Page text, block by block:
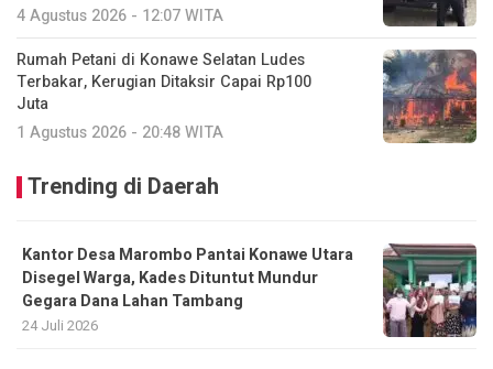
4 Agustus 2026 - 12:07 WITA
Rumah Petani di Konawe Selatan Ludes
Terbakar, Kerugian Ditaksir Capai Rp100
Juta
1 Agustus 2026 - 20:48 WITA
Trending di Daerah
Kantor Desa Marombo Pantai Konawe Utara
Disegel Warga, Kades Dituntut Mundur
Gegara Dana Lahan Tambang
24 Juli 2026